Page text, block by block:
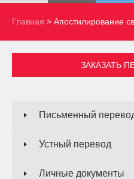
Главная > Апостилирование
ЗАКАЗАТЬ
Письменный
Устный перевод
Личные документы